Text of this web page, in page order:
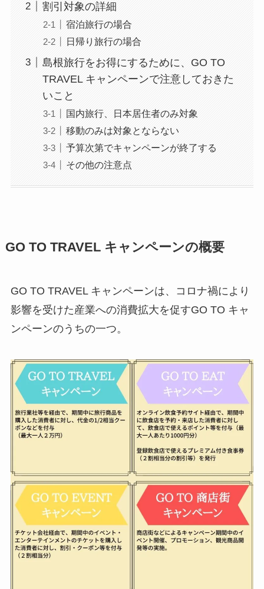
割引対象の詳細
宿泊旅行の場合
日帰り旅行の場合
島根旅行をお得にするために、GO TO
TRAVEL キャンペーンで注意しておきた
いこと
国内旅行、日本居住者のみ対象
移動のみは対象とならない
予算次第でキャンペーンが終了する
その他の注意点
GO TO TRAVEL キャンペーンの概要
GO TO TRAVEL キャンペーンは、コロナ禍により
影響を受けた産業への消費拡大を促すGO TO キャ
ンペーンのうちの一つ。